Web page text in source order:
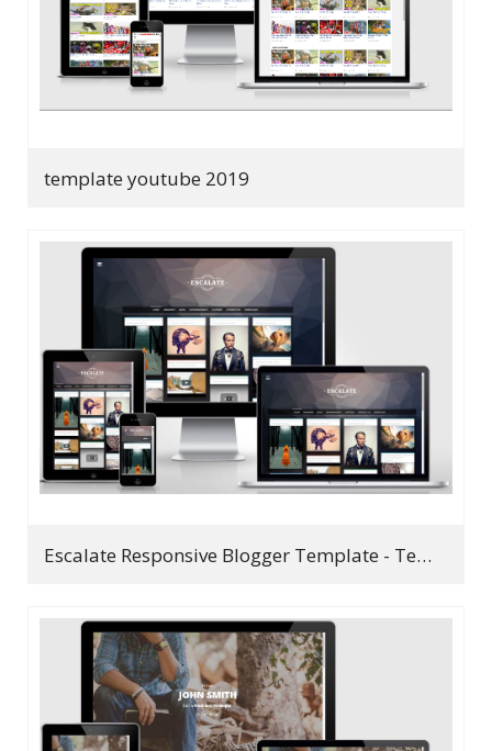
template youtube 2019
Escalate Responsive Blogger Template - Template chia sẻ hình ảnh đẹp